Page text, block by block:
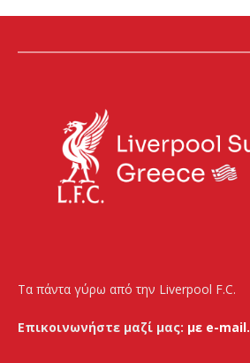
Τα πάντα γύρω από την Liverpool F.C.
Επικοινωνήστε μαζί μας: με e-mail.